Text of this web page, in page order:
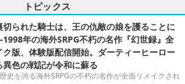
トピックス
切られた騎士は、王の仇敵の娘を護ることに
年の海外SRPG不朽の名作『幻世録』全
ク版、体験版配信開始。ダーティーヒーロー
異色の戦記が令和に蘇る
史を誇る海外SRPGの不朽の名作が全面リメイクされ